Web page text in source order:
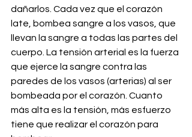
dañarlos. Cada vez que el corazón
late, bombea sangre a los vasos, que
llevan la sangre a todas las partes del
cuerpo. La tensión arterial es la fuerza
que ejerce la sangre contra las
paredes de los vasos (arterias) al ser
bombeada por el corazón. Cuanto
más alta es la tensión, más esfuerzo
tiene que realizar el corazón para